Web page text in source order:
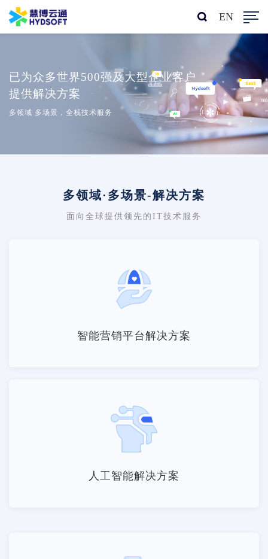
EN
已为众多世界500强及大型企业客户
提供解决方案
多领域 多场景，全栈技术服务
多领域·多场景-解决方案
面向全球提供领先的IT技术服务
智能营销平台解决方案
人工智能解决方案